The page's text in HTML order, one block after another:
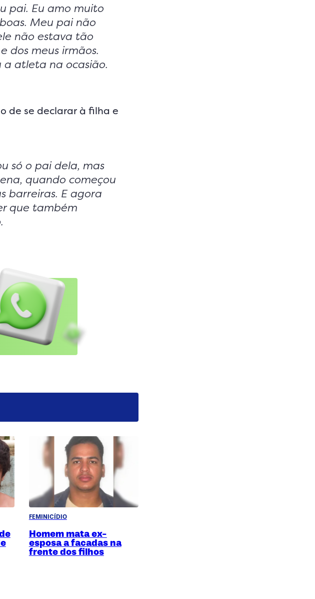
pai. Eu amo muito
Meu pai não
não estava tão
dos meus irmãos.
a atleta na ocasião.
de se declarar à filha e
só o pai dela, mas
quando começou
barreiras. E agora
que também
FEMINICÍDIO
Homem mata ex-
esposa a facadas na
frente dos filhos